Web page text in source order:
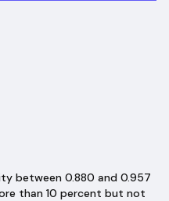
between 0.880 and 0.957
than 10 percent but not